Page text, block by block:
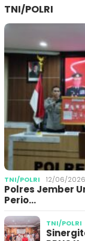
TNI/POLRI
TNI/POLRI 12/06/2026
Polres Jember
Perio…
TNI/POLRI